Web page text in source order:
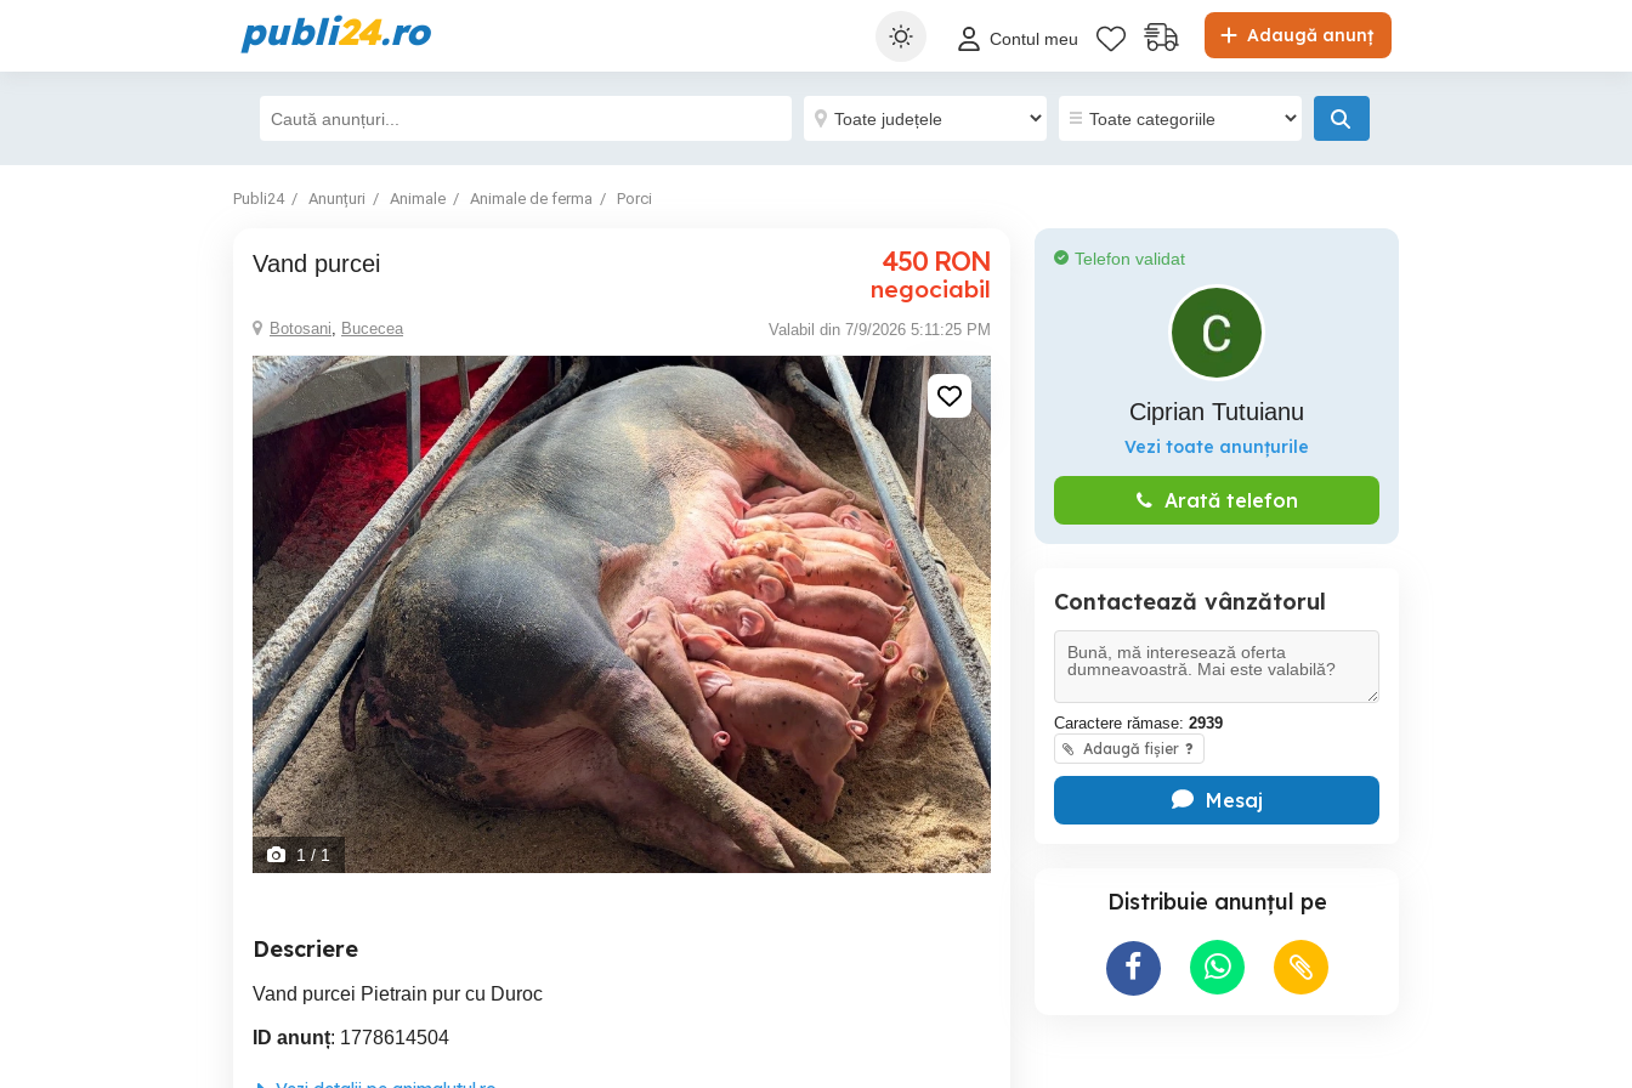
publi24.ro Adaugă anunț
Contul meu
Publi24 Anunțuri Animale Animale de ferma Porci
Vand purcei 450 RON
negociabil
Botosani, Bucecea Valabil din 7/9/2026 5:11:25 PM
1/ 1
Descriere
Vand purcei Pietrain pur cu Duroc
ID anunț: 1778614504
Telefon validat
Ciprian Tutuianu
Vezi toate anunțurile
Arată telefon
Contactează vânzătorul
Caractere rămase: 2939
Adaugă fișier ?
Mesaj
Distribuie anunțul pe